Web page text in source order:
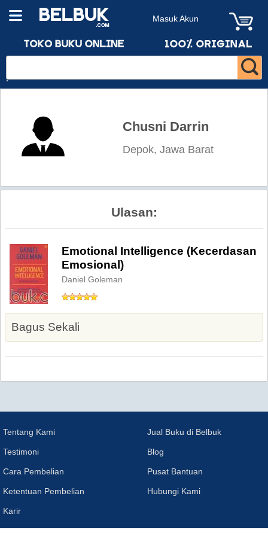
Masuk Akun
Chusni Darrin
Depok, Jawa Barat
Ulasan:
Emotional Intelligence (Kecerdasan
Emosional)
Daniel Goleman
Bagus Sekali
Tentang Kami
Testimoni
Cara Pembelian
Ketentuan Pembelian
Karir
Jual Buku di Belbuk
Blog
Pusat Bantuan
Hubungi Kami